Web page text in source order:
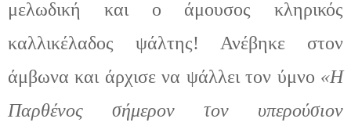
μελωδική και ο άμουσος κληρικός
καλλικέλαδος ψάλτης! Ανέβηκε στον
άμβωνα και άρχισε να ψάλλει τον ύμνο «Η
Παρθένος σήμερον τον υπερούσιον